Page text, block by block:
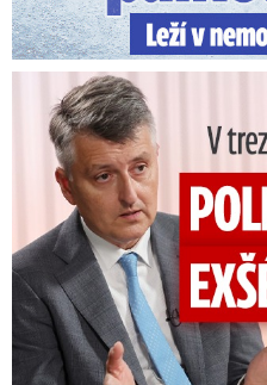
V trezoru měl 80 milionů: